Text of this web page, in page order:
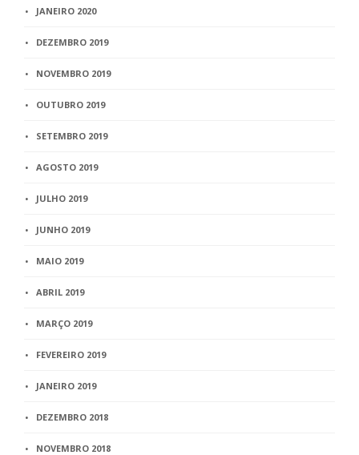
JANEIRO 2020
DEZEMBRO 2019
NOVEMBRO 2019
OUTUBRO 2019
SETEMBRO 2019
AGOSTO 2019
JULHO 2019
JUNHO 2019
MAIO 2019
ABRIL 2019
MARÇO 2019
FEVEREIRO 2019
JANEIRO 2019
DEZEMBRO 2018
NOVEMBRO 2018